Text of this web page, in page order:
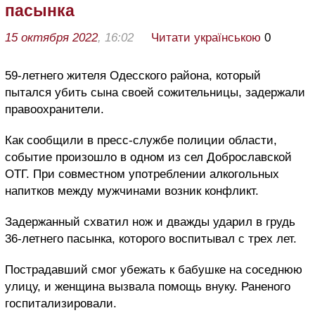
пасынка
15 октября 2022, 16:02 Читати українською 0
59-летнего жителя Одесского района, который
пытался убить сына своей сожительницы, задержали
правоохранители.
Как сообщили в пресс-службе полиции области,
событие произошло в одном из сел Доброславской
ОТГ. При совместном употреблении алкогольных
напитков между мужчинами возник конфликт.
Задержанный схватил нож и дважды ударил в грудь
36-летнего пасынка, которого воспитывал с трех лет.
Пострадавший смог убежать к бабушке на соседнюю
улицу, и женщина вызвала помощь внуку. Раненого
госпитализировали.